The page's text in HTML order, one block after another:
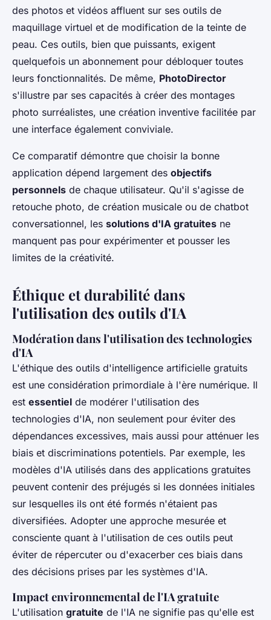
des photos et vidéos affluent sur ses outils de
maquillage virtuel et de modification de la teinte de
peau. Ces outils, bien que puissants, exigent
quelquefois un abonnement pour débloquer toutes
leurs fonctionnalités. De même, PhotoDirector
s'illustre par ses capacités à créer des montages
photo surréalistes, une création inventive facilitée par
une interface également conviviale.
Ce comparatif démontre que choisir la bonne
application dépend largement des objectifs
personnels de chaque utilisateur. Qu'il s'agisse de
retouche photo, de création musicale ou de chatbot
conversationnel, les solutions d'IA gratuites ne
manquent pas pour expérimenter et pousser les
limites de la créativité.
Éthique et durabilité dans
l'utilisation des outils d'IA
Modération dans l'utilisation des technologies
d'IA
L'éthique des outils d'intelligence artificielle gratuits
est une considération primordiale à l'ère numérique. Il
est essentiel de modérer l'utilisation des
technologies d'IA, non seulement pour éviter des
dépendances excessives, mais aussi pour atténuer les
biais et discriminations potentiels. Par exemple, les
modèles d'IA utilisés dans des applications gratuites
peuvent contenir des préjugés si les données initiales
sur lesquelles ils ont été formés n'étaient pas
diversifiées. Adopter une approche mesurée et
consciente quant à l'utilisation de ces outils peut
éviter de répercuter ou d'exacerber ces biais dans
des décisions prises par les systèmes d'IA.
Impact environnemental de l'IA gratuite
L'utilisation gratuite de l'IA ne signifie pas qu'elle est